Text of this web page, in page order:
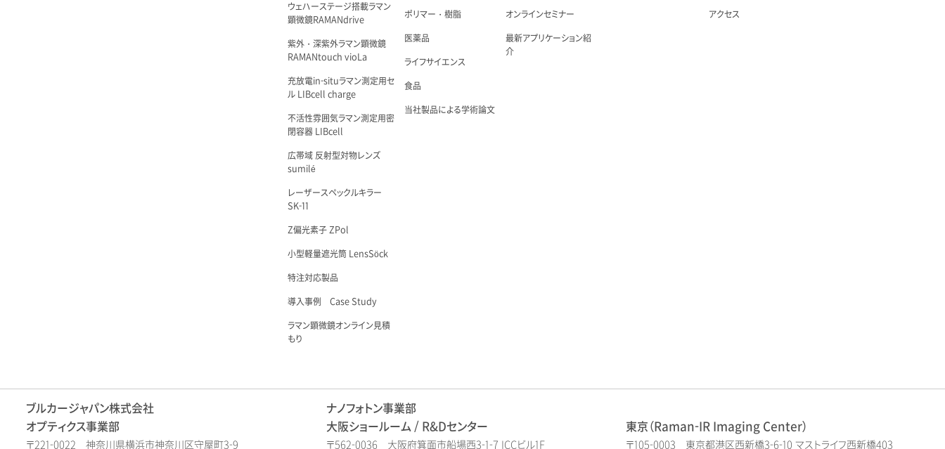
ウェハーステージ搭載ラマン
顕微鏡RAMANdrive
紫外・深紫外ラマン顕微鏡
RAMANtouch vioLa
充放電in-situラマン測定用セ
ル LIBcell charge
不活性雰囲気ラマン測定用密
閉容器 LIBcell
広帯域 反射型対物レンズ
sumilé
レーザースペックルキラー
SK-11
Z偏光素子 ZPol
小型軽量遮光筒 LensSöck
特注対応製品
導入事例 Case Study
ラマン顕微鏡オンライン見積
もり
ポリマー・樹脂
医薬品
ライフサイエンス
食品
当社製品による学術論文
オンラインセミナー
最新アプリケーション紹
介
アクセス
ブルカージャパン株式会社
オプティクス事業部
〒221-0022 神奈川県横浜市神奈川区守屋町3-9
ナノフォトン事業部
大阪ショールーム / R&Dセンター
〒562-0036 大阪府箕面市船場西3-1-7 ICCビル1F
東京（Raman-IR Imaging Center）
〒105-0003 東京都港区西新橋3-6-10 マストライフ西新橋403